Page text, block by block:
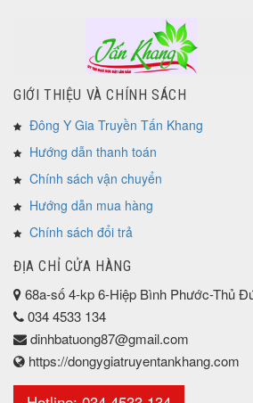
GIỚI THIỆU VÀ CHÍNH SÁCH
Đông Y Gia Truyền Tấn Khang
Hướng dẫn thanh toán
Chính sách vận chuyển
Hướng dẫn mua hàng
Chính sách đổi trả
ĐỊA CHỈ CỬA HÀNG
68a-số 4-kp 6-Hiệp Bình Phước-Thủ
034 4533 134
dinhbatuong87@gmail.com
https://dongygiatruyentankhang.com